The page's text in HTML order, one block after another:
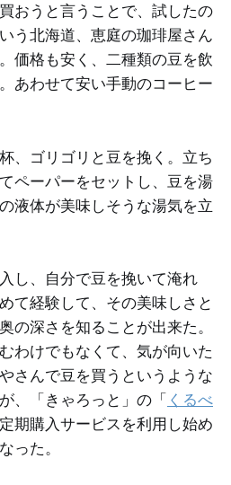
おうと言うことで、試したの
う北海道、恵庭の珈琲屋さん
価格も安く、二種類の豆を飲
あわせて安い手動のコーヒー
、ゴリゴリと豆を挽く。立ち
ペーパーをセットし、豆を湯
液体が美味しそうな湯気を立
し、自分で豆を挽いて淹れ
て経験して、その美味しさと
の深さを知ることが出来た。
わけでもなくて、気が向いた
さんで豆を買うというような
、「きゃろっと」の「 くるべ
期購入サービスを利用し始め
った。